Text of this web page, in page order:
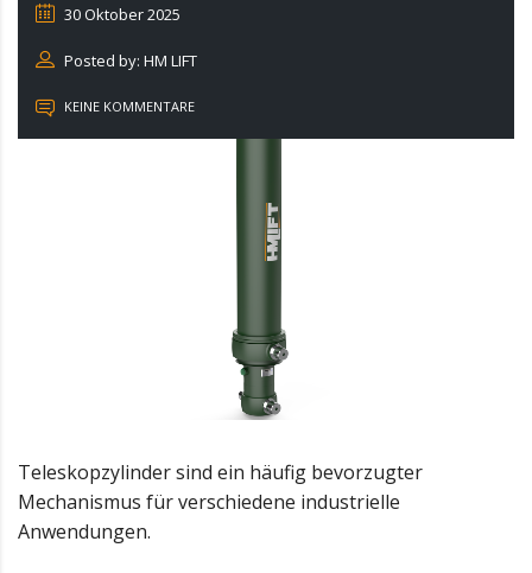
30 Oktober 2025
Posted by: HM LIFT
KEINE KOMMENTARE
Teleskopzylinder sind ein häufig bevorzugter
Mechanismus für verschiedene industrielle
Anwendungen.